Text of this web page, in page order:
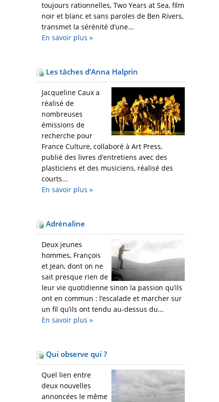
toujours rationnelles, Two Years at Sea, film
noir et blanc et sans paroles de Ben Rivers,
transmet la sérénité d’une...
En savoir plus »
Les tâches d’Anna Halprin
Jacqueline Caux a
réalisé de
nombreuses
émissions de
recherche pour
France Culture, collaboré à Art Press,
publié des livres d’entretiens avec des
plasticiens et des musiciens, réalisé des
courts...
En savoir plus »
Adrénaline
Deux jeunes
hommes, François
et Jean, dont on ne
sait presque rien de
leur vie quotidienne sinon la passion qu’ils
ont en commun : l’escalade et marcher sur
un fil qu’ils ont tendu au-dessus du...
En savoir plus »
Qui observe qui ?
Quel lien entre
deux nouvelles
annoncées le même